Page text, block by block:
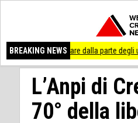
BREAKING NEWS
di stare dalla parte degli ultimi
L’Anpi di
70° della